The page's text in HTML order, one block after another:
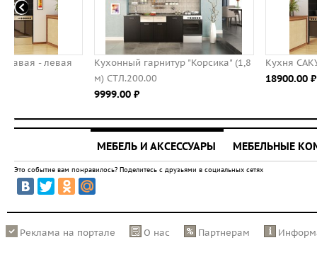
Кухонный гарнитур "Корсика" (1,8
Кухня САКУРА-2, правая -
МЕБЕЛЬ И АКСЕССУАРЫ МЕБЕЛЬНЫЕ
Это событие вам понравилось? Поделитесь с друзьями в социальных сетях
Реклама на портале О нас Партнерам